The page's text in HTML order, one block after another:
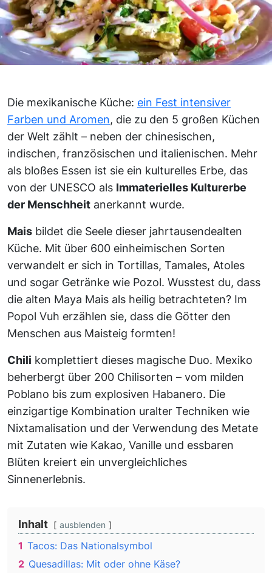
Die mexikanische Küche: ein Fest intensiver
Farben und Aromen, die zu den 5 großen Küchen
der Welt zählt – neben der chinesischen,
indischen, französischen und italienischen. Mehr
als bloßes Essen ist sie ein kulturelles Erbe, das
von der UNESCO als Immaterielles Kulturerbe
der Menschheit anerkannt wurde.
Mais bildet die Seele dieser jahrtausendealten
Küche. Mit über 600 einheimischen Sorten
verwandelt er sich in Tortillas, Tamales, Atoles
und sogar Getränke wie Pozol. Wusstest du, dass
die alten Maya Mais als heilig betrachteten? Im
Popol Vuh erzählen sie, dass die Götter den
Menschen aus Maisteig formten!
Chili komplettiert dieses magische Duo. Mexiko
beherbergt über 200 Chilisorten – vom milden
Poblano bis zum explosiven Habanero. Die
einzigartige Kombination uralter Techniken wie
Nixtamalisation und der Verwendung des Metate
mit Zutaten wie Kakao, Vanille und essbaren
Blüten kreiert ein unvergleichliches
Sinnenerlebnis.
Inhalt ausblenden
1 Tacos: Das Nationalsymbol
2 Quesadillas: Mit oder ohne Käse?